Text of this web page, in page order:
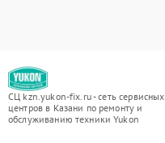
СЦ kzn.yukon-fix.ru - сеть сервисных
центров в Казани по ремонту и
обслуживанию техники Yukon